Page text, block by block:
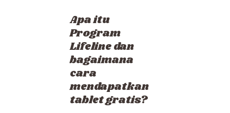
Apa itu
Program
Lifeline dan
bagaimana
cara
mendapatkan
tablet gratis?